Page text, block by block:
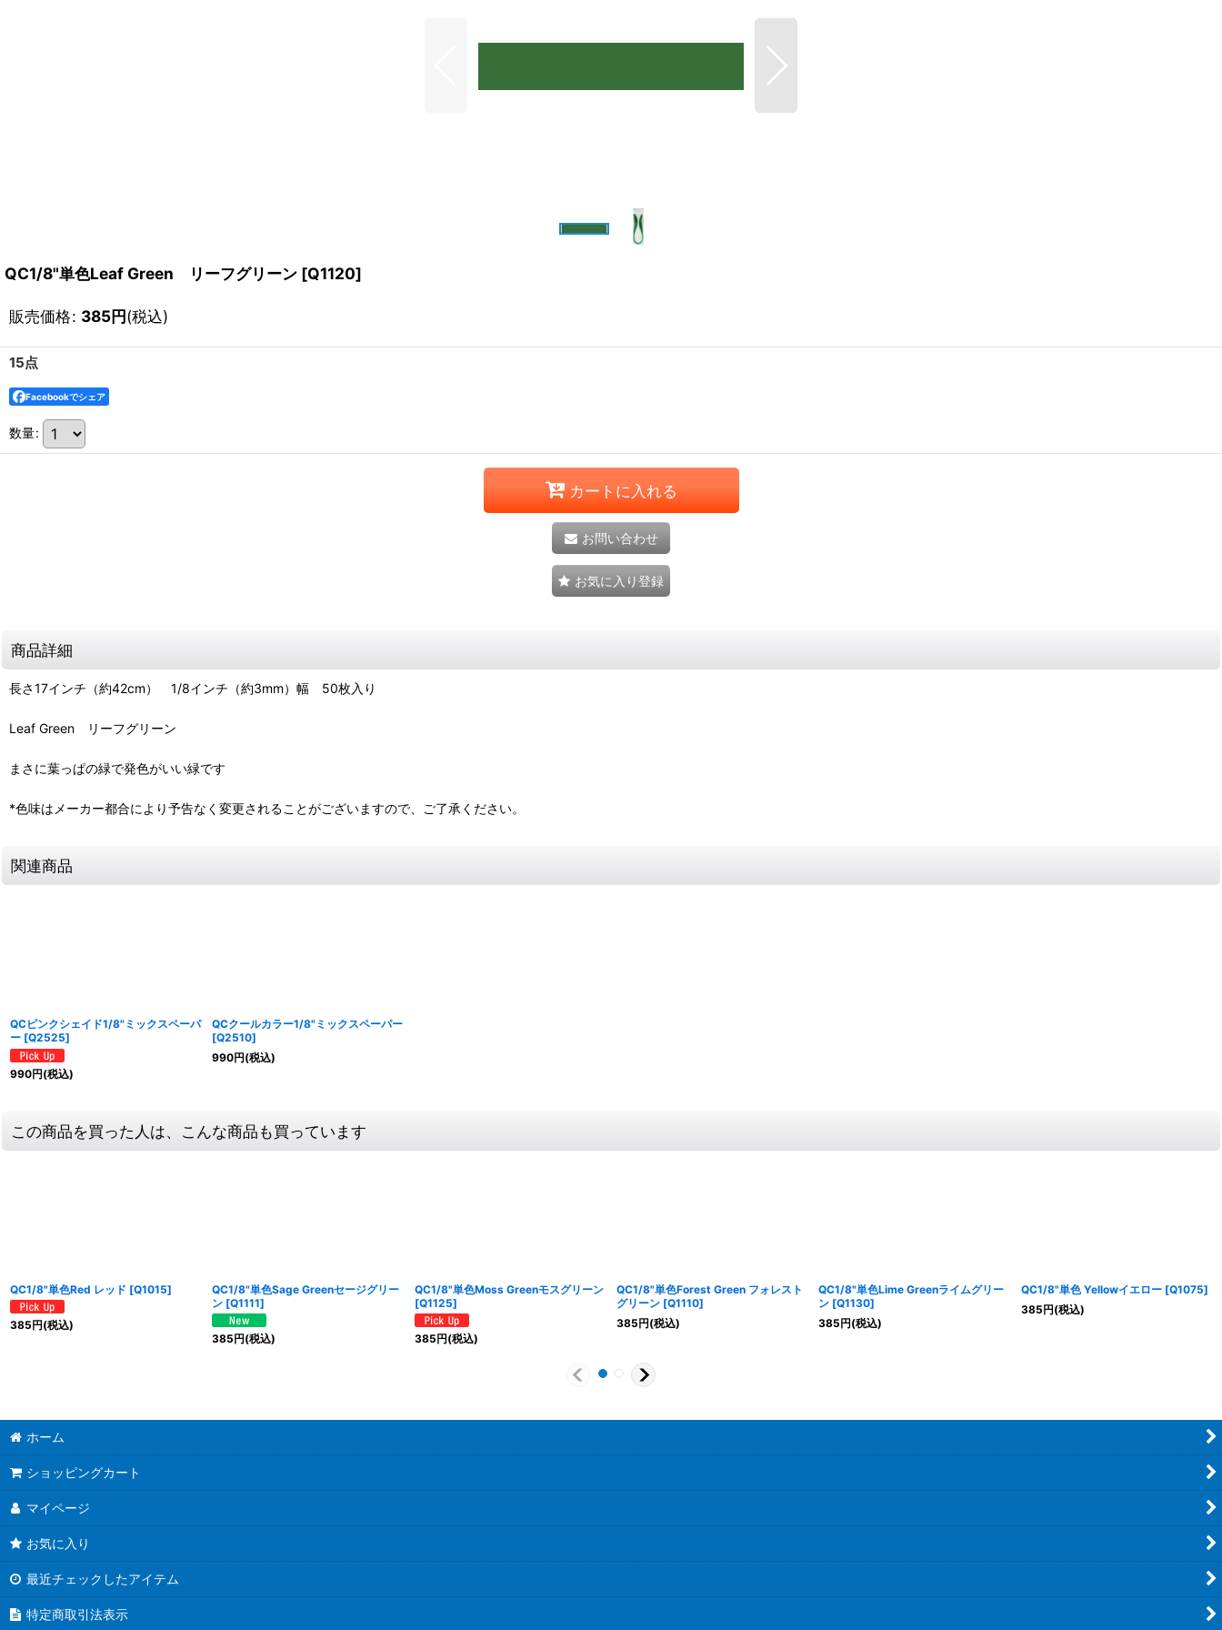
QC1/8"単色Leaf Green リーフグリーン [Q1120]
販売価格: 385円(税込)
15点
Facebookでシェア
数量:
カートに入れる
お問い合わせ
お気に入り登録
商品詳細
長さ17インチ（約42cm） 1/8インチ（約3mm）幅 50枚入り
Leaf Green リーフグリーン
まさに葉っぱの緑で発色がいい緑です
*色味はメーカー都合により予告なく変更されることがございますので、ご了承ください。
関連商品
QCピンクシェイド1/8"ミックスペーパ
ー [Q2525]
990円(税込)
QCクールカラー1/8"ミックスペーパー
[Q2510]
990円(税込)
この商品を買った人は、こんな商品も買っています
QC1/8"単色Red レッド [Q1015]
385円(税込)
QC1/8"単色Sage Greenセージグリー
ン [Q1111]
385円(税込)
QC1/8"単色Moss Greenモスグリーン
[Q1125]
385円(税込)
QC1/8"単色Forest Green フォレスト
グリーン [Q1110]
385円(税込)
QC1/8"単色Lime Greenライムグリー
ン [Q1130]
385円(税込)
QC1/8"単色 Yellowイエロー [Q1075]
385円(税込)
ホーム
ショッピングカート
マイページ
お気に入り
最近チェックしたアイテム
特定商取引法表示